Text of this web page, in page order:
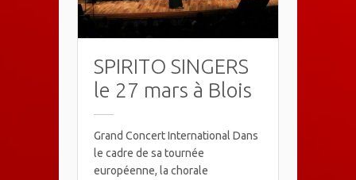
SPIRITO SINGERS
le 27 mars à Blois
Grand Concert International Dans
le cadre de sa tournée
européenne, la chorale